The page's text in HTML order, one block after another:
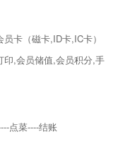
卡（磁卡,ID卡,IC卡）
印,会员储值,会员积分,手
点菜----结账